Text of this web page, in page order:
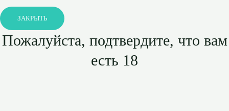
ЗАКРЫТЬ
Пожалуйста, подтвердите, что вам
есть 18